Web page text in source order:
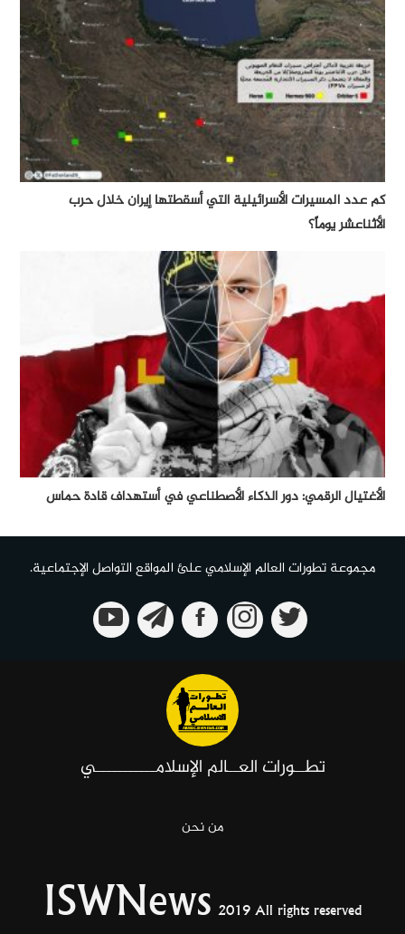
كم عدد المسيرات الأسرائيلية التي أسقطتها إيران خلال حرب
الأثناعشر يوماً؟
الأغتيال الرقمي: دور الذكاء الأصطناعي في أستهداف قادة حماس
مجموعة تطورات العالم الإسلامي علئ المواقع التواصل الإجتماعية.
تطــورات العــالم الإسلامـــــــــــي
من نحن
ISWNews 2019 All rights reserved